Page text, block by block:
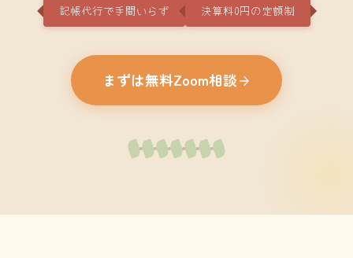
記帳代行で手間いらず 決算料0円の定額制
まずは無料Zoom相談